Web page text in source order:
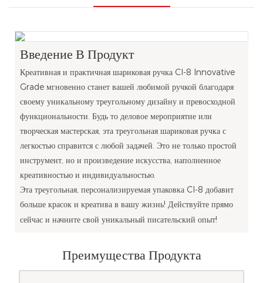
Введение В Продукт
Креативная и практичная шариковая ручка Cl-8 Innovative
Grade мгновенно станет вашей любимой ручкой благодаря
своему уникальному треугольному дизайну и превосходной
функциональности. Будь то деловое мероприятие или
творческая мастерская, эта треугольная шариковая ручка с
легкостью справится с любой задачей. Это не только простой
инструмент, но и произведение искусства, наполненное
креативностью и индивидуальностью.
Эта треугольная, персонализируемая упаковка Cl-8 добавит
больше красок и креатива в вашу жизнь! Действуйте прямо
сейчас и начните свой уникальный писательский опыт!
Преимущества Продукта